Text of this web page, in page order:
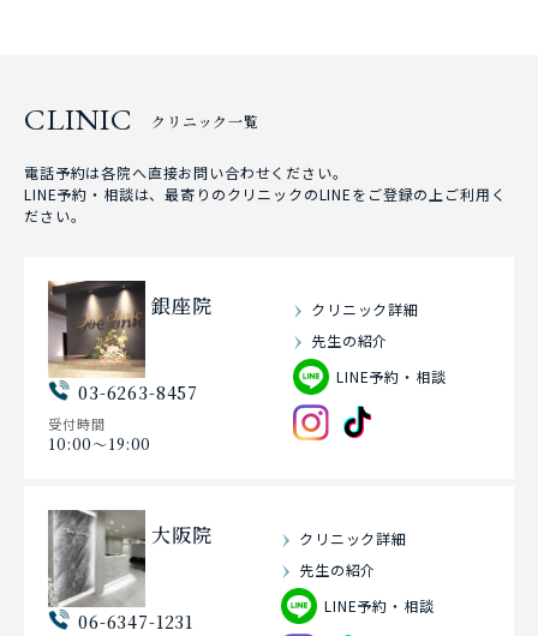
CLINIC クリニック一覧
電話予約は各院へ直接お問い合わせください。
LINE予約・相談は、最寄りのクリニックのLINEをご登録の上ご利用く
ださい。
銀座院
03-6263-8457
受付時間
10:00〜19:00
クリニック詳細
先生の紹介
LINE予約・相談
大阪院
06-6347-1231
クリニック詳細
先生の紹介
LINE予約・相談